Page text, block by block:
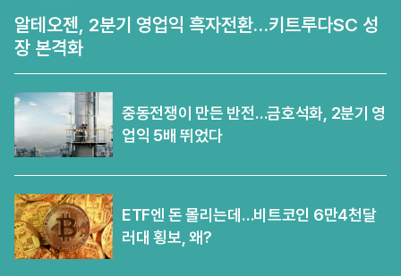
알테오젠, 2분기 영업익 흑자전환…키트루다SC 성
장 본격화
중동전쟁이 만든 반전…금호석화, 2분기 영
업익 5배 뛰었다
ETF엔 돈 몰리는데…비트코인 6만4천달
러대 횡보, 왜?